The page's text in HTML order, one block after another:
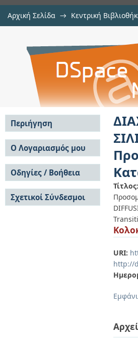
Αρχική Σελίδα → Κεντρική
ΔΙΑΧΥΣΗ
από Ιεραρχικές
Μεταβατικών
Τίτλος:
URI:
http://
Περιήγηση
Σε όλο το DSpace
Κοινότητες & Συλλογές
Ανά Ημερομηνία
Έκδοσης
Συγγραφείς
Τίτλοι
Θέματα
Ο Λογαριασμός μου
Σύνδεση
Εγγραφή
Οδηγίες / Βοήθεια
Οδηγίες Υποβολής
Οδηγίες Χρήσης ΙΑ
Συχνές Ερωτήσεις
Σχετικοί Σύνδεσμοι